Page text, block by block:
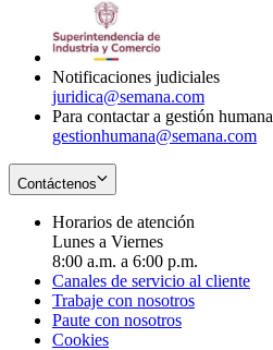
Notificaciones judiciales
juridica@semana.com
Para contactar a gestión humana
gestionhumana@semana.com
Contáctenos
Horarios de atención
Lunes a Viernes
8:00 a.m. a 6:00 p.m.
Canales de servicio al cliente
Trabaje con nosotros
Paute con nosotros
Cookies